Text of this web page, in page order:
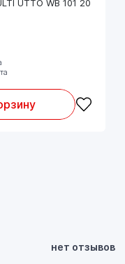
указанные в
UTTO WB 101 20
нет отзывов